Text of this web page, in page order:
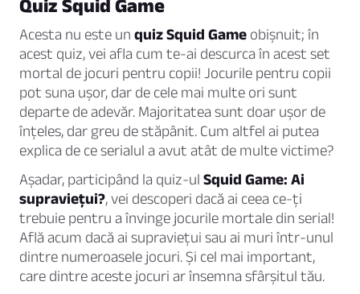
Quiz Squid Game
Acesta nu este un quiz Squid Game obișnuit; în
acest quiz, vei afla cum te-ai descurca în acest set
mortal de jocuri pentru copii! Jocurile pentru copii
pot suna ușor, dar de cele mai multe ori sunt
departe de adevăr. Majoritatea sunt doar ușor de
înțeles, dar greu de stăpânit. Cum altfel ai putea
explica de ce serialul a avut atât de multe victime?
Așadar, participând la quiz-ul Squid Game: Ai
supraviețui?, vei descoperi dacă ai ceea ce-ți
trebuie pentru a învinge jocurile mortale din serial!
Află acum dacă ai supraviețui sau ai muri într-unul
dintre numeroasele jocuri. Și cel mai important,
care dintre aceste jocuri ar însemna sfârșitul tău.